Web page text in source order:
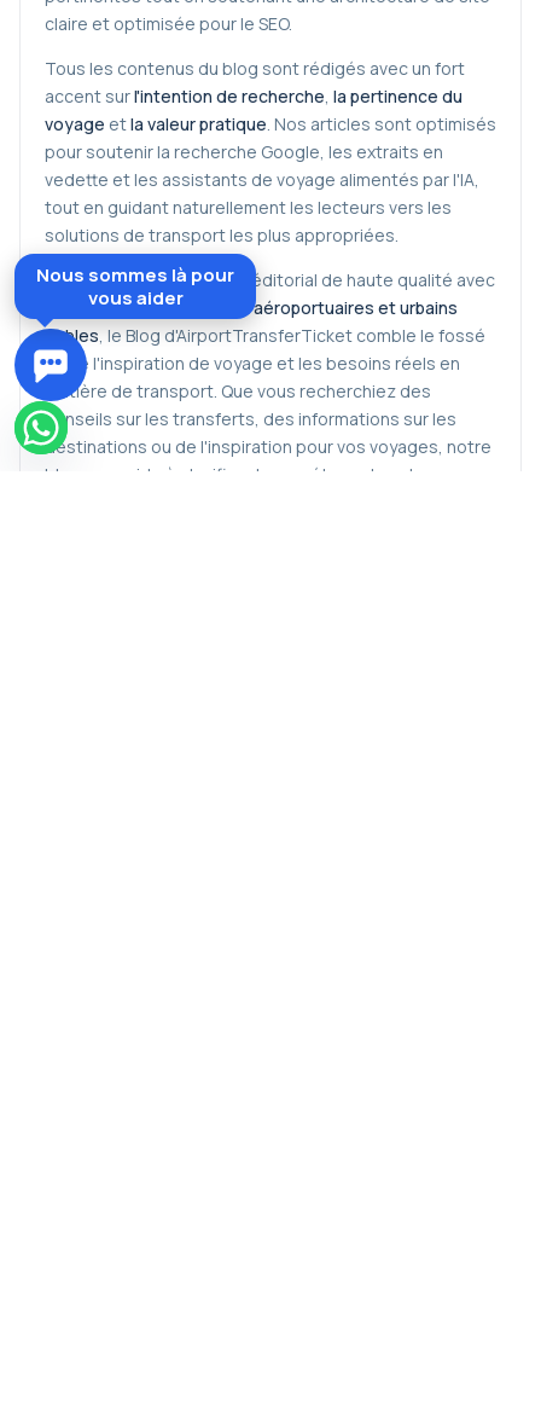
claire et optimisée pour le SEO.
Tous les contenus du blog sont rédigés avec un fort
accent surl'intention de recherche, la pertinence du
voyage etla valeur pratique. Nos articles sont optimisés
pour soutenir la recherche Google, les extraits en
vedette et les assistants de voyage alimentés par l'IA,
tout en guidant naturellement les lecteurs vers les
solutions de transport les plus appropriées.
En combinant un contenu éditorial de haute qualité avec
services de transfert aéroportuaires et urbains
fiables, le Blog d'AirportTransferTicket comble le fossé
entre l'inspiration de voyage et les besoins réels en
matière de transport. Que vous recherchiez des
conseils sur les transferts, des informations sur les
destinations ou de l'inspiration pour vos voyages, notre
blog vous aide à planifier chaque étape de votre voyage
Nous sommes là pour
vous aider